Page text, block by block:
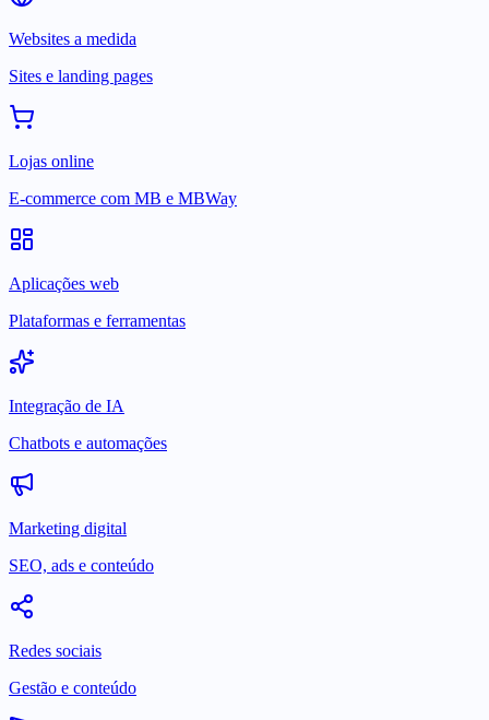
Websites a medida
Sites e landing pages
Lojas online
E-commerce com MB e MBWay
Aplicações web
Plataformas e ferramentas
Integração de IA
Chatbots e automações
Marketing digital
SEO, ads e conteúdo
Redes sociais
Gestão e conteúdo